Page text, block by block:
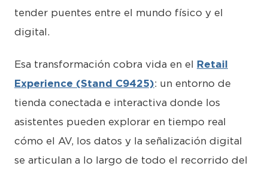
tender puentes entre el mundo físico y el
digital.
Esa transformación cobra vida en el Retail
Experience (Stand C9425): un entorno de
tienda conectada e interactiva donde los
asistentes pueden explorar en tiempo real
cómo el AV, los datos y la señalización digital
se articulan a lo largo de todo el recorrido del